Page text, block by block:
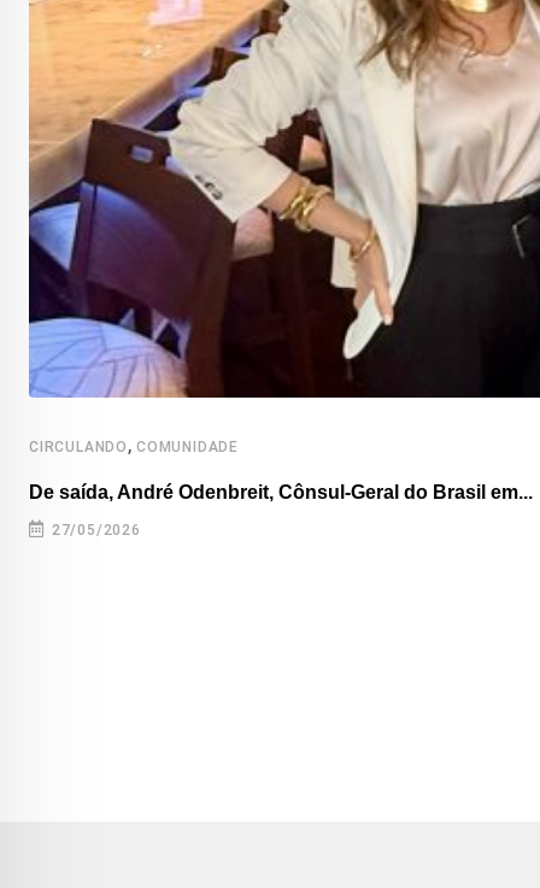
CIRCULANDO , COMUNIDADE
De saída, André Odenbreit, Cônsul-Geral do Brasil em...
27/05/2026